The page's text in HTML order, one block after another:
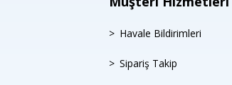
Havale Bildirimleri
Sipariş Takip